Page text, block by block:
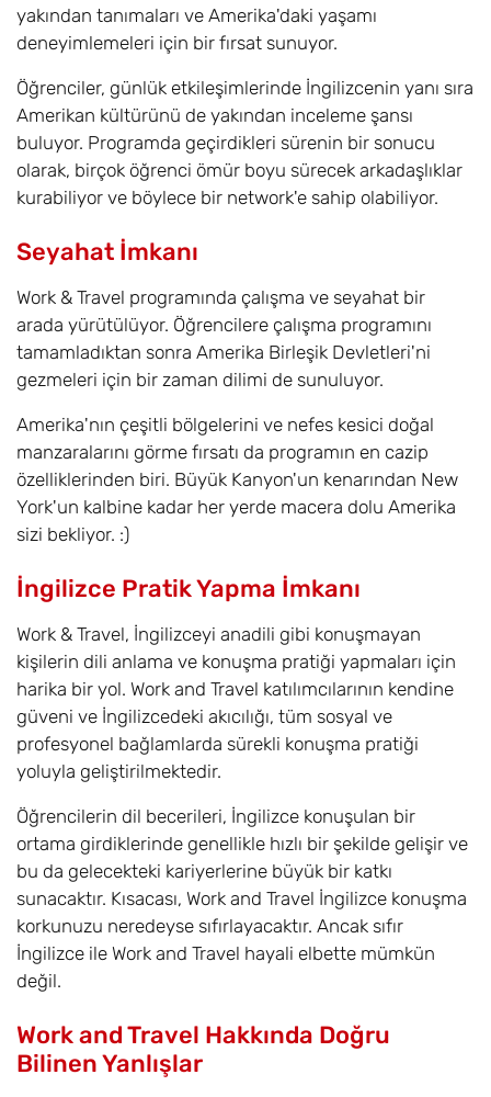
yakından tanımaları ve Amerika'daki yaşamı
deneyimlemeleri için bir fırsat sunuyor.
Öğrenciler, günlük etkileşimlerinde İngilizcenin yanı sıra
Amerikan kültürünü de yakından inceleme şansı
buluyor. Programda geçirdikleri sürenin bir sonucu
olarak, birçok öğrenci ömür boyu sürecek arkadaşlıklar
kurabiliyor ve böylece bir network'e sahip olabiliyor.
Seyahat İmkanı
Work & Travel programında çalışma ve seyahat bir
arada yürütülüyor. Öğrencilere çalışma programını
tamamladıktan sonra Amerika Birleşik Devletleri'ni
gezmeleri için bir zaman dilimi de sunuluyor.
Amerika'nın çeşitli bölgelerini ve nefes kesici doğal
manzaralarını görme fırsatı da programın en cazip
özelliklerinden biri. Büyük Kanyon'un kenarından New
York'un kalbine kadar her yerde macera dolu Amerika
sizi bekliyor. :)
İngilizce Pratik Yapma İmkanı
Work & Travel, İngilizceyi anadili gibi konuşmayan
kişilerin dili anlama ve konuşma pratiği yapmaları için
harika bir yol. Work and Travel katılımcılarının kendine
güveni ve İngilizcedeki akıcılığı, tüm sosyal ve
profesyonel bağlamlarda sürekli konuşma pratiği
yoluyla geliştirilmektedir.
Öğrencilerin dil becerileri, İngilizce konuşulan bir
ortama girdiklerinde genellikle hızlı bir şekilde gelişir ve
bu da gelecekteki kariyerlerine büyük bir katkı
sunacaktır. Kısacası, Work and Travel İngilizce konuşma
korkunuzu neredeyse sıfırlayacaktır. Ancak sıfır
İngilizce ile Work and Travel hayali elbette mümkün
değil.
Work and Travel Hakkında Doğru
Bilinen Yanlışlar